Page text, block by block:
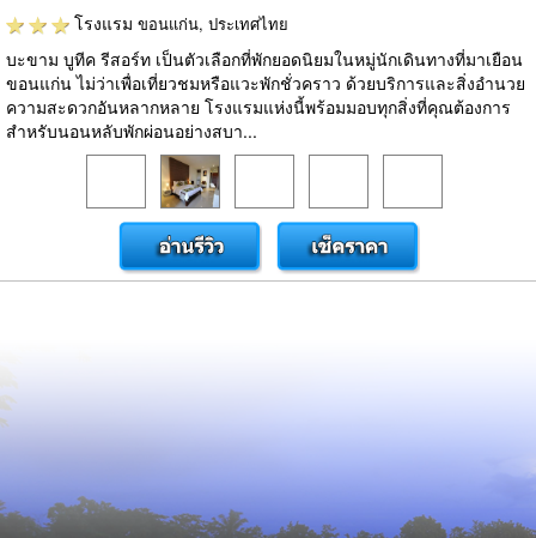
โรงแรม ขอนแก่น, ประเทศไทย
บะขาม บูทีค รีสอร์ท เป็นตัวเลือกที่พักยอดนิยมในหมู่นักเดินทางที่มาเยือน
ขอนแก่น ไม่ว่าเพื่อเที่ยวชมหรือแวะพักชั่วคราว ด้วยบริการและสิ่งอำนวย
ความสะดวกอันหลากหลาย โรงแรมแห่งนี้พร้อมมอบทุกสิ่งที่คุณต้องการ
สำหรับนอนหลับพักผ่อนอย่างสบา...